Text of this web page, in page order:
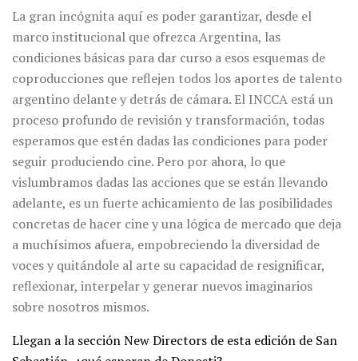
La gran incógnita aquí es poder garantizar, desde el
marco institucional que ofrezca Argentina, las
condiciones básicas para dar curso a esos esquemas de
coproducciones que reflejen todos los aportes de talento
argentino delante y detrás de cámara. El INCCA está un
proceso profundo de revisión y transformación, todas
esperamos que estén dadas las condiciones para poder
seguir produciendo cine. Pero por ahora, lo que
vislumbramos dadas las acciones que se están llevando
adelante, es un fuerte achicamiento de las posibilidades
concretas de hacer cine y una lógica de mercado que deja
a muchísimos afuera, empobreciendo la diversidad de
voces y quitándole al arte su capacidad de resignificar,
reflexionar, interpelar y generar nuevos imaginarios
sobre nosotros mismos.
Llegan a la sección New Directors de esta edición de San